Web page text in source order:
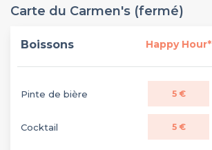
Carte du Carmen's (fermé)
Boissons Happy Hour*
Pinte de bière 5 €
Cocktail 5 €